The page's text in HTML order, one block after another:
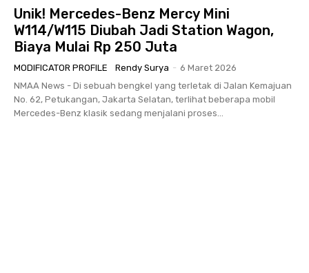
Unik! Mercedes-Benz Mercy Mini
W114/W115 Diubah Jadi Station Wagon,
Biaya Mulai Rp 250 Juta
MODIFICATOR PROFILE Rendy Surya - 6 Maret 2026
NMAA News - Di sebuah bengkel yang terletak di Jalan Kemajuan
No. 62, Petukangan, Jakarta Selatan, terlihat beberapa mobil
Mercedes-Benz klasik sedang menjalani proses...